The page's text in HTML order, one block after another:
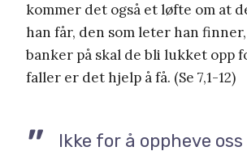
kommer det også et løfte om at
han får, den som leter han
banker på skal de bli lukket opp
faller er det hjelp å få. (Se 7,1-12)
Ikke for å oppheve oss